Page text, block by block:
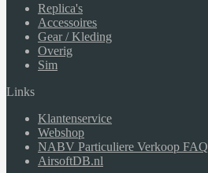
Replica's
Accessoires
Gear / Kleding
Overig
Sim
Links
Klantenservice
Webshop
NABV Particuliere Verkoop FAQ
AirsoftDB.nl